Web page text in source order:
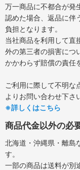
万一商品に不都合が発
認めた場合、返品に伴
負担となります。
当社商品を利用して直
外の第三者の損害に
かかわらず賠償の責任
ご利用に際して不明な
よりお問い合わせ下さ
※詳しくはこちら
商品代金以外の必
北海道・沖縄県・離島
す。
一部の商品は送料が別